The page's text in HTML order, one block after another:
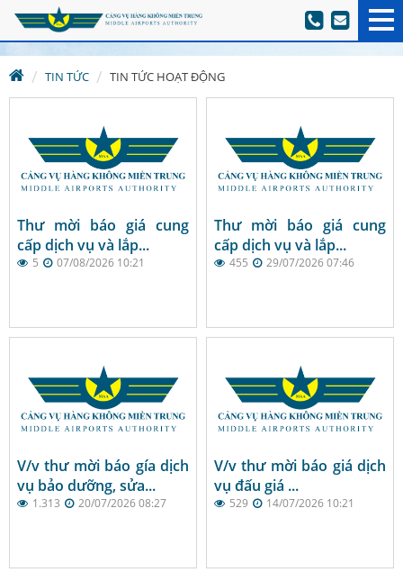
TIN TỨC TIN TỨC HOẠT ĐỘNG
Thư mời báo giá cung
cấp dịch vụ và lắp...
5 07/08/2026 10:21
Thư mời báo giá cung
cấp dịch vụ và lắp...
455 29/07/2026 07:46
V/v thư mời báo gía dịch
vụ bảo dưỡng, sửa...
1.313 20/07/2026 08:27
V/v thư mời báo giá dịch
vụ đấu giá ...
529 14/07/2026 10:21